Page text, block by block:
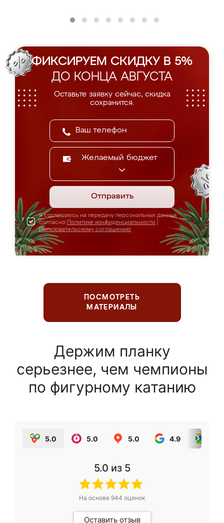
ФИКСИРУЕМ СКИДКУ В 5%
ДО КОНЦА АВГУСТА
Оставьте заявку сейчас, скидка
сохранится.
Желаемый бюджет
Отправить
Я соглашаюсь на передачу персональных данных
согласно Политике конфиденциальности
Пользовательскому соглашению
ПОСМОТРЕТЬ
МАТЕРИАЛЫ
Держим планку
серьезнее, чем чемпионы
по фигурному катанию
5.0 5.0 5.0 4.9
5.0 из 5
На основе 944 оценок
Оставить отзыв